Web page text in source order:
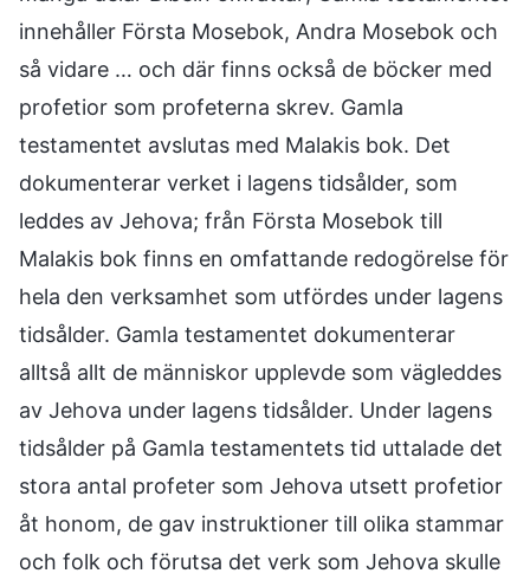
innehåller Första Mosebok, Andra Mosebok och
så vidare … och där finns också de böcker med
profetior som profeterna skrev. Gamla
testamentet avslutas med Malakis bok. Det
dokumenterar verket i lagens tidsålder, som
leddes av Jehova; från Första Mosebok till
Malakis bok finns en omfattande redogörelse för
hela den verksamhet som utfördes under lagens
tidsålder. Gamla testamentet dokumenterar
alltså allt de människor upplevde som vägleddes
av Jehova under lagens tidsålder. Under lagens
tidsålder på Gamla testamentets tid uttalade det
stora antal profeter som Jehova utsett profetior
åt honom, de gav instruktioner till olika stammar
och folk och förutsa det verk som Jehova skulle